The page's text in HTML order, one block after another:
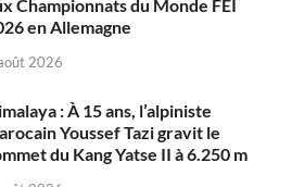
Championnats du Monde FEI
en Allemagne
2026
: À 15 ans, l’alpiniste
Youssef Tazi gravit le
du Kang Yatse II à 6.250 m